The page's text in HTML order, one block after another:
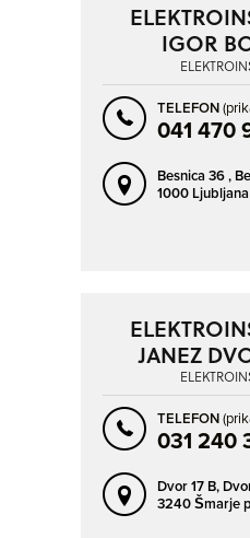
IGOR
TELEFON
041 470
Besnica 36 ,
1000 Ljubljana
JANEZ
TELEFON
031 240
Dvor 17 B,
3240 Šmarje